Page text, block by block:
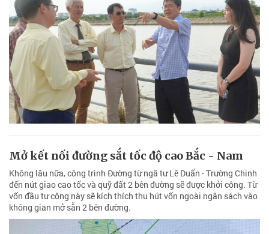
Mở kết nối đường sắt tốc độ cao Bắc - Nam
Không lâu nữa, công trình Đường từ ngã tư Lê Duẩn - Trường Chinh
đến nút giao cao tốc và quỹ đất 2 bên đường sẽ được khởi công. Từ
vốn đầu tư công này sẽ kích thích thu hút vốn ngoài ngân sách vào
không gian mở sẵn 2 bên đường.